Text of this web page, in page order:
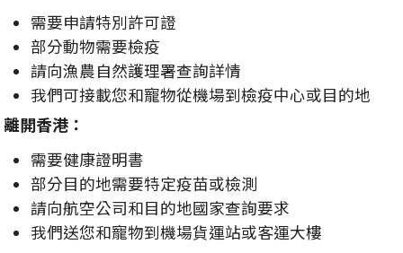
需要申請特別許可證
部分動物需要檢疫
請向漁農自然護理署查詢詳情
我們可接載您和寵物從機場到檢疫中心或目的地
離開香港：
需要健康證明書
部分目的地需要特定疫苗或檢測
請向航空公司和目的地國家查詢要求
我們送您和寵物到機場貨運站或客運大樓